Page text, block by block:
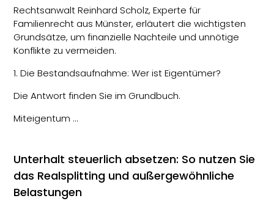
Rechtsanwalt Reinhard Scholz, Experte für
Familienrecht aus Münster, erläutert die wichtigsten
Grundsätze, um finanzielle Nachteile und unnötige
Konflikte zu vermeiden.
1. Die Bestandsaufnahme: Wer ist Eigentümer?
Die Antwort finden Sie im Grundbuch.
Miteigentum …
Unterhalt steuerlich absetzen: So nutzen Sie
das Realsplitting und außergewöhnliche
Belastungen